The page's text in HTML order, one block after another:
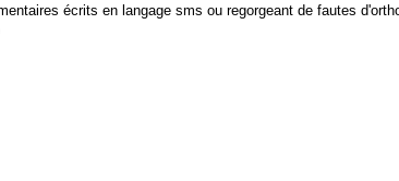
écrits en langage sms ou regorgeant de fautes